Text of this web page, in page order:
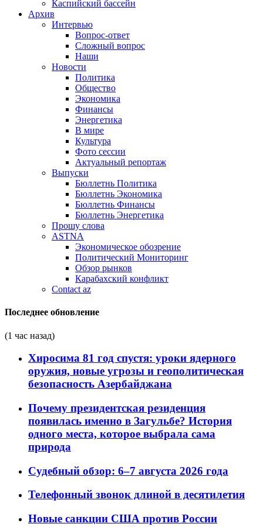
Каспийский бассейн
Архив
Интервью
Вопрос-ответ
Сложный вопрос
Наши
Новости
Политика
Общество
Экономика
Финансы
Энергетика
В мире
Культура
Фото сессии
Актуальный репортаж
Выпуски
Бюллетнь Политика
Бюллетнь Экономика
Бюллетнь Финансы
Бюллетнь Энергетика
Прошу слова
ASTNA
Экономическое обозрение
Политический Мониторинг
Обзор рынков
Карабахский конфликт
Contact az
Последнее обновление
(1 час назад)
Хиросима 81 год спустя: уроки ядерного
оружия, новые угрозы и геополитическая
безопасность Азербайджана
Почему президентская резиденция
появилась именно в Загульбе? История
одного места, которое выбрала сама
природа
Судебный обзор: 6–7 августа 2026 года
Телефонный звонок длиной в десятилетия
Новые санкции США против России